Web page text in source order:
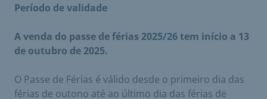
Período de validade
A venda do passe de férias 2025/26 tem início a 13
de outubro de 2025.
O Passe de Férias é válido desde o primeiro dia das
férias de outono até ao último dia das férias de